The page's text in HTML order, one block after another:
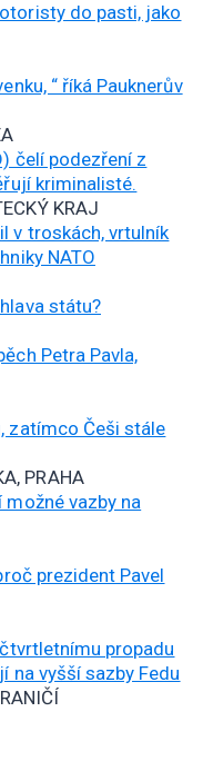
do pasti, jako
“ říká Pauknerův
čelí podezření z
kriminalisté.
KRAJ
v troskách, vrtulník
NATO
státu?
Petra Pavla,
zatímco Češi stále
PRAHA
vazby na
prezident Pavel
propadu
na vyšší sazby Fedu